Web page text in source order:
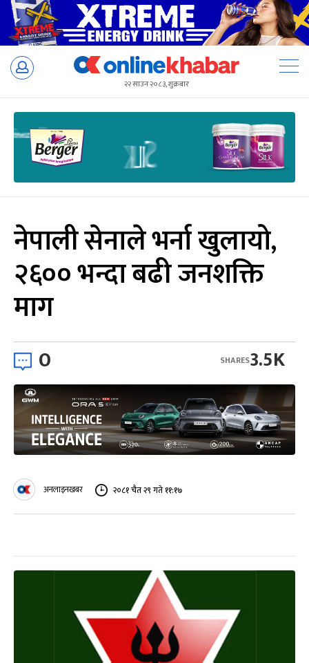
Skip
२२ साउन २०८३, शुक्रबार
नेपाली सेनाले भर्ना खुलायो,
२६०० भन्दा बढी जनशक्ति
माग
0 3.5K
SHARES
अनलाइनखबर २०८१ चैत २९ गते ११:१७